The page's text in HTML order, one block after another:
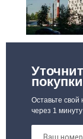
Оставьте
через 1 минуту